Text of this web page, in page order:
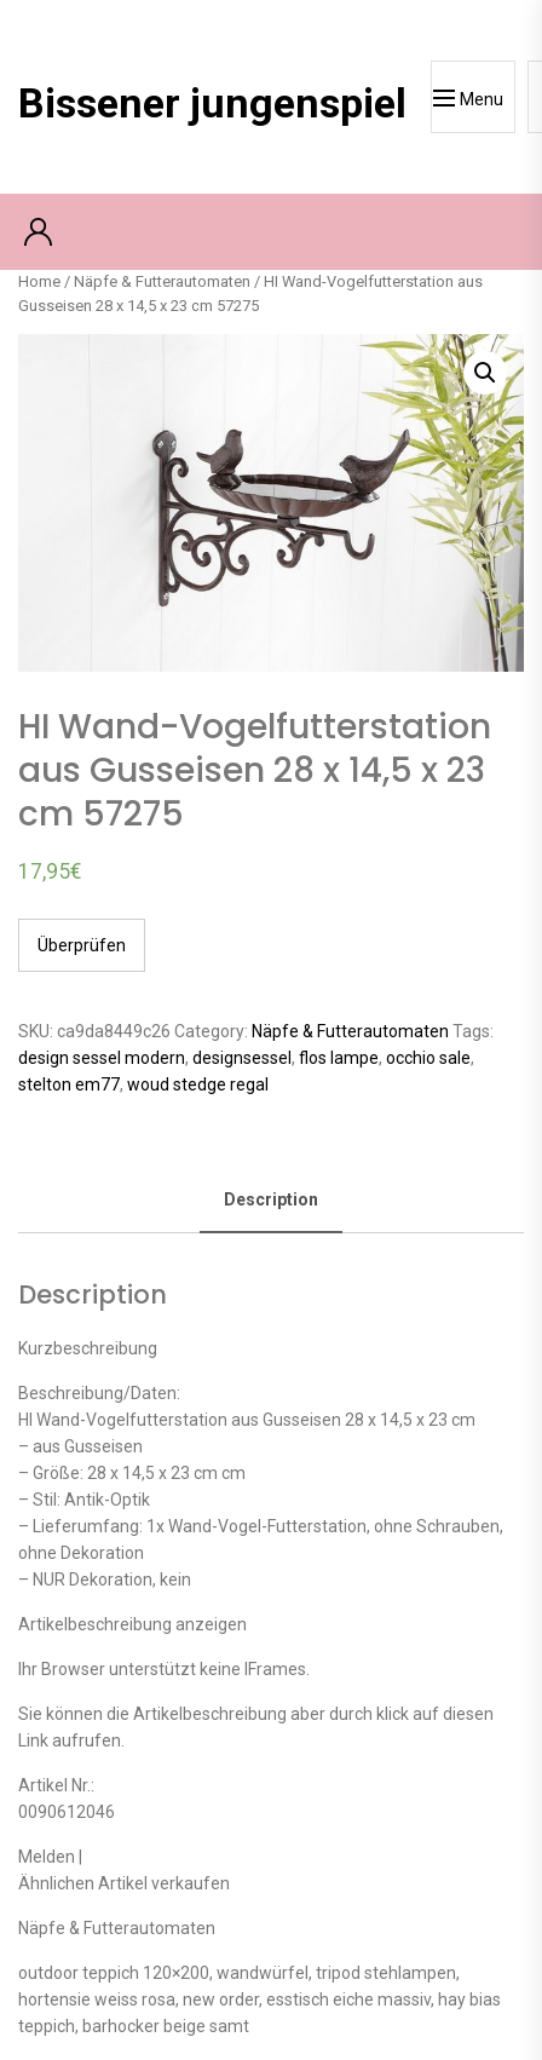
Bissener jungenspiel Menu
Home / Näpfe & Futterautomaten / HI Wand-Vogelfutterstation aus
Gusseisen 28 x 14,5 x 23 cm 57275
HI Wand-Vogelfutterstation
aus Gusseisen 28 x 14,5 x 23
cm 57275
17,95€
Überprüfen
SKU: ca9da8449c26 Category: Näpfe & Futterautomaten Tags:
design sessel modern, designsessel, flos lampe, occhio sale,
stelton em77, woud stedge regal
Description
Description
Kurzbeschreibung
Beschreibung/Daten:
HI Wand-Vogelfutterstation aus Gusseisen 28 x 14,5 x 23 cm
– aus Gusseisen
– Größe: 28 x 14,5 x 23 cm cm
– Stil: Antik-Optik
– Lieferumfang: 1x Wand-Vogel-Futterstation, ohne Schrauben,
ohne Dekoration
– NUR Dekoration, kein
Artikelbeschreibung anzeigen
Ihr Browser unterstützt keine IFrames.
Sie können die Artikelbeschreibung aber durch klick auf diesen
Link aufrufen.
Artikel Nr.:
0090612046
Melden |
Ähnlichen Artikel verkaufen
Näpfe & Futterautomaten
outdoor teppich 120×200, wandwürfel, tripod stehlampen,
hortensie weiss rosa, new order, esstisch eiche massiv, hay bias
teppich, barhocker beige samt